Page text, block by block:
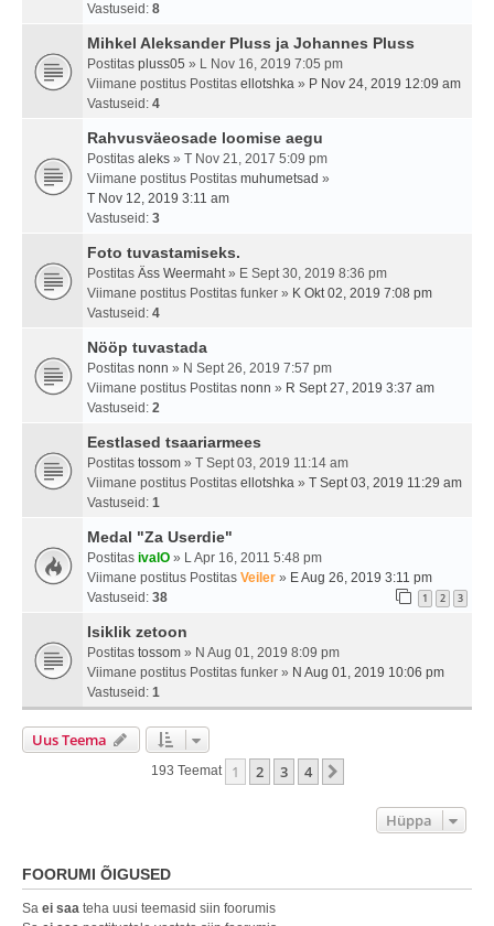
Vastuseid: 8
Mihkel Aleksander Pluss ja Johannes Pluss
Postitas pluss05 » L Nov 16, 2019 7:05 pm
Viimane postitus Postitas ellotshka » P Nov 24, 2019 12:09 am
Vastuseid: 4
Rahvusväeosade loomise aegu
Postitas aleks » T Nov 21, 2017 5:09 pm
Viimane postitus Postitas muhumetsad »
T Nov 12, 2019 3:11 am
Vastuseid: 3
Foto tuvastamiseks.
Postitas Äss Weermaht» E Sept 30, 2019 8:36 pm
Viimane postitus Postitas funker » K Okt 02, 2019 7:08 pm
Vastuseid: 4
Nööp tuvastada
Postitas nonn » N Sept 26, 2019 7:57 pm
Viimane postitus Postitas nonn » R Sept 27, 2019 3:37 am
Vastuseid: 2
Eestlased tsaariarmees
Postitas tossom » T Sept 03, 2019 11:14 am
Viimane postitus Postitas ellotshka » T Sept 03, 2019 11:29 am
Vastuseid: 1
Medal "Za Userdie"
Postitas ivalO » L Apr 16, 2011 5:48 pm
Viimane postitus Postitas Veiler » E Aug 26, 2019 3:11 pm
Vastuseid: 38 1 2 3
Isiklik zetoon
Postitas tossom » N Aug 01, 2019 8:09 pm
Viimane postitus Postitas funker » N Aug 01, 2019 10:06 pm
Vastuseid: 1
Uus Teema
193 Teemat 1 2 3 4
Hüppa
FOORUMI ÕIGUSED
Sa ei saa teha uusi teemasid siin foorumis